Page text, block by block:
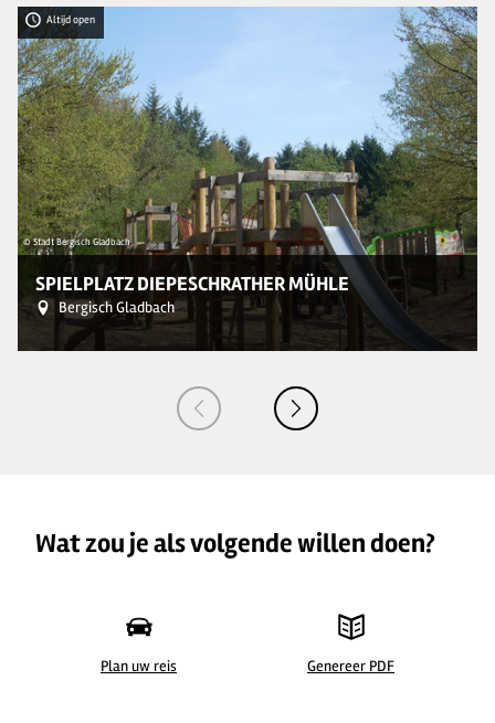
Altijd open
© Stadt Bergisch Gladbach
SPIELPLATZ DIEPESCHRATHER MÜHLE
Bergisch Gladbach
Wat zou je als volgende willen doen?
Plan uw reis Genereer PDF